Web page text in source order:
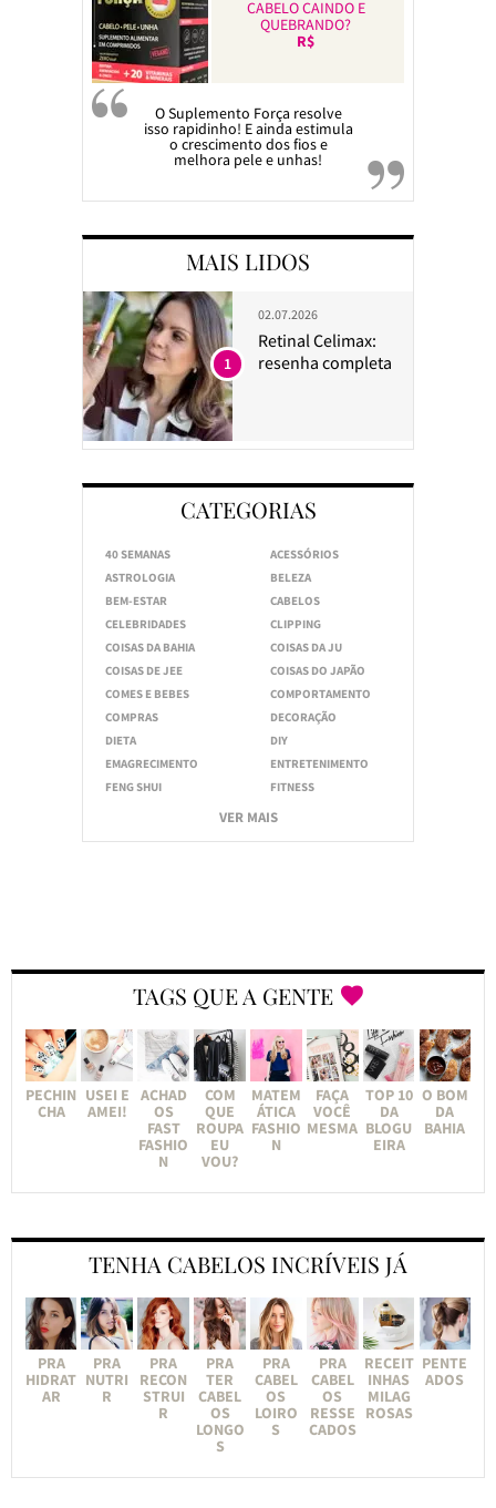
CABELO CAINDO E
QUEBRANDO?
R$
O Suplemento Força resolve
isso rapidinho! E ainda estimula
o crescimento dos fios e
melhora pele e unhas!
MAIS LIDOS
02.07.2026
Retinal Celimax:
resenha completa
1
CATEGORIAS
40 SEMANAS
ACESSÓRIOS
ASTROLOGIA
BELEZA
BEM-ESTAR
CABELOS
CELEBRIDADES
CLIPPING
COISAS DA BAHIA
COISAS DA JU
COISAS DE JEE
COISAS DO JAPÃO
COMES E BEBES
COMPORTAMENTO
COMPRAS
DECORAÇÃO
DIETA
DIY
EMAGRECIMENTO
ENTRETENIMENTO
FENG SHUI
FITNESS
VER MAIS
TAGS QUE A GENTE
PECHIN
CHA
USEI E
AMEI!
ACHAD
OS
FAST
FASHIO
N
COM
QUE
ROUPA
EU
VOU?
MATEM
ÁTICA
FASHIO
N
FAÇA
VOCÊ
MESMA
TOP 10
DA
BLOGU
EIRA
O BOM
DA
BAHIA
TENHA CABELOS INCRÍVEIS JÁ
PRA
HIDRAT
AR
PRA
NUTRI
R
PRA
RECON
STRUI
R
PRA
TER
CABEL
OS
LONGO
S
PRA
CABEL
OS
LOIRO
S
PRA
CABEL
OS
RESSE
CADOS
RECEIT
INHAS
MILAG
ROSAS
PENTE
ADOS